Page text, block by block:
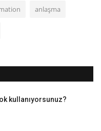
anlaşma
kullanıyorsunuz?